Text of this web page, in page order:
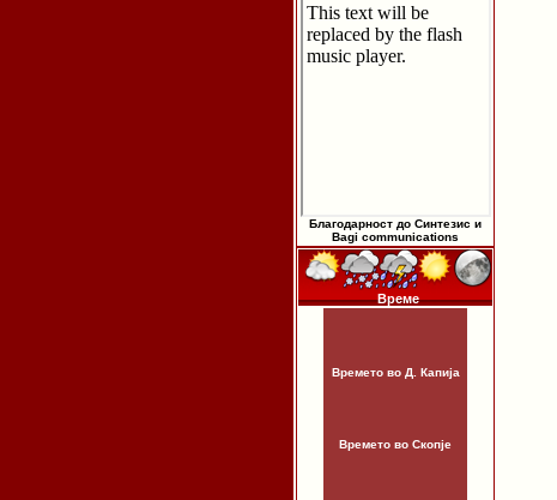
Благодарност до Синтезис и
Bagi communications
Време
Времето во Д. Капија
Времето во Скопје